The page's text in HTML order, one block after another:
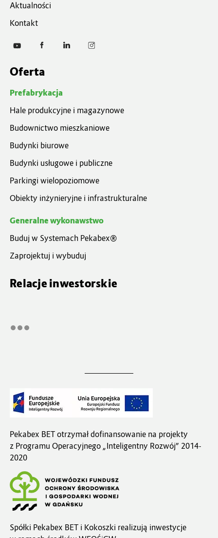
Aktualności
Kontakt
Oferta
Prefabrykacja
Hale produkcyjne i magazynowe
Budownictwo mieszkaniowe
Budynki biurowe
Budynki usługowe i publiczne
Parkingi wielopoziomowe
Obiekty inżynieryjne i infrastrukturalne
Generalne wykonawstwo
Buduj w Systemach Pekabex®
Zaprojektuj i wybuduj
Relacje inwestorskie
Pekabex BET otrzymał dofinansowanie na projekty
z Programu Operacyjnego „Inteligentny Rozwój” 2014-
2020
Spółki Pekabex BET i Kokoszki realizują inwestycje